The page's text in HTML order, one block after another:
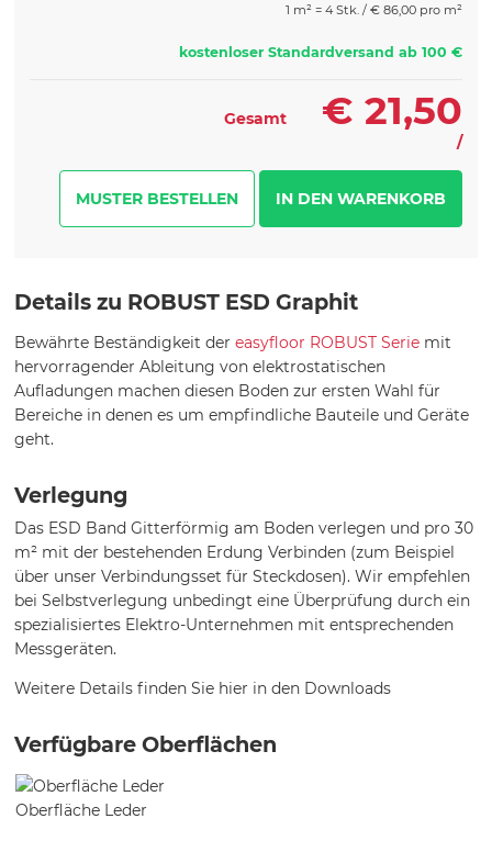
1 m² = 4 Stk. / €86,00 pro m²
kostenloser Standardversand ab 100 €
Gesamt € 21,50
/
MUSTER BESTELLEN
Details zu ROBUST ESD Graphit
Bewährte Beständigkeit dereasyfloor ROBUST Serie mit
hervorragender Ableitung von elektrostatischen
Aufladungen machen diesen Boden zur ersten Wahl für
Bereiche in denen es um empfindliche Bauteile und Geräte
geht.
Verlegung
Das ESD Band Gitterförmig am Boden verlegen und pro 30
m² mit der bestehenden Erdung Verbinden (zum Beispiel
über unser Verbindungsset für Steckdosen). Wir empfehlen
bei Selbstverlegung unbedingt eine Überprüfung durch ein
spezialisiertes Elektro-Unternehmen mit entsprechenden
Messgeräten.
Weitere Details finden Sie hier in den Downloads
Verfügbare Oberflächen
Oberfläche Leder